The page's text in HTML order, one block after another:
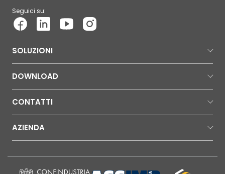
Seguici su:
SOLUZIONI
DOWNLOAD
CONTATTI
AZIENDA